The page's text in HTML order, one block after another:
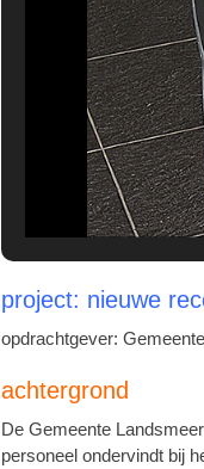
project: nieuwe
opdrachtgever:
achtergrond
De Gemeente
personeel ondervindt bij